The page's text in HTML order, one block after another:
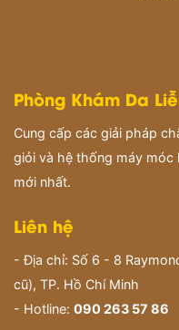
Phòng Khám Da
Cung cấp các giải pháp
giỏi và hệ thống máy
mới nhất.
Liên hệ
- Địa chỉ: Số 6 - 8
cũ), TP. Hồ Chí Minh
- Hotline: 090 263 57 86